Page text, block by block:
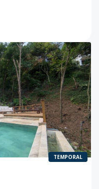
TEMPORAL